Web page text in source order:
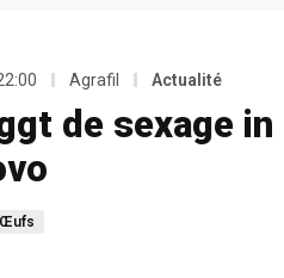
Agrafil Actualité
de sexage in
Œufs